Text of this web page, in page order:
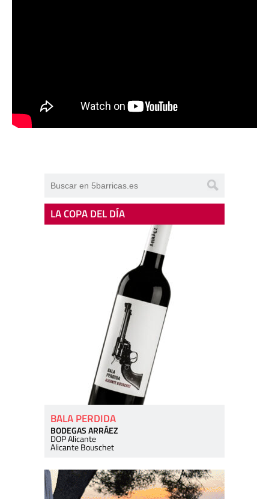
LA COPA DEL DÍA
BALA PERDIDA
BODEGAS ARRÁEZ
DOP Alicante
Alicante Bouschet